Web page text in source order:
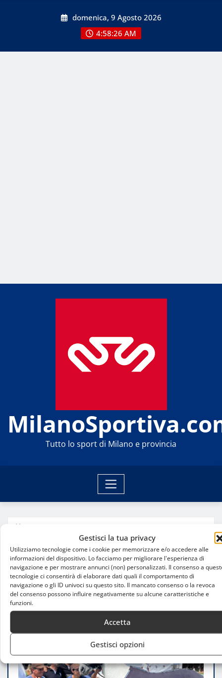
Gestisci la tua privacy
Utilizziamo tecnologie come i cookie per memorizzare e/o accedere alle
informazioni del dispositivo. Lo facciamo per migliorare l'esperienza di
navigazione e per mostrare annunci (non) personalizzati. Il consenso a
tecnologie ci consentirà di elaborare dati quali il comportamento di
navigazione o gli ID univoci su questo sito. Il mancato consenso o la revoca
del consenso possono influire negativamente su alcune caratteristiche e
funzioni.
Accetta
Gestisci opzioni
domenica, 9 Agosto 2026
4:58:27 AM
Tutto lo sport di Milano e provincia
Home
Finali della 5° edizione della El Porteño Golden Cup